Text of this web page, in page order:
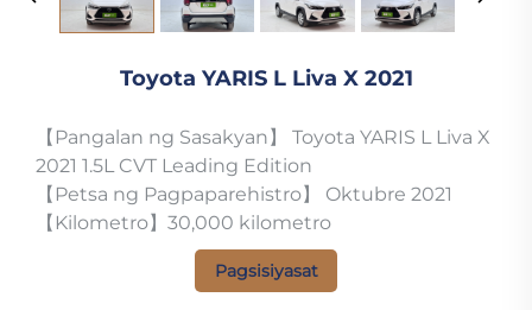
Toyota YARIS L Liva X 2021
【Pangalan ng Sasakyan】 Toyota YARIS L Liva X
2021 1.5L CVT Leading Edition
【Petsa ng Pagpaparehistro】 Oktubre 2021
【Kilometro】30,000 kilometro
Pagsisiyasat